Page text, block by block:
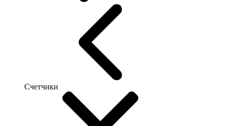
Счетчики